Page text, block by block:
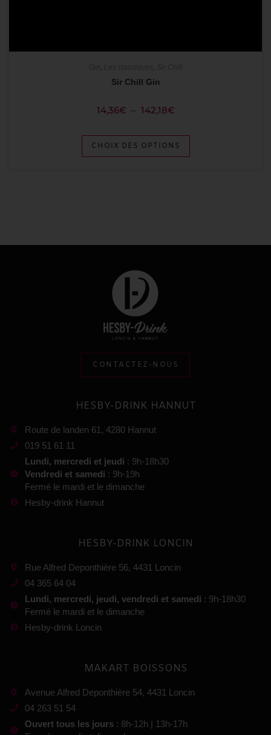
, ,
Sir Chill Gin
14,36€ 142,18€
CHOIX DES OPTIONS
CONTACTEZ-NOUS
HESBY-DRINK HANNUT
Route de landen 61, 4280 Hannut
019 51 61 11
Lundi, mercredi et jeudi : 9h-18h30
Vendredi et samedi : 9h-19h
Fermé le mardi et le dimanche
Hesby-drink Hannut
HESBY-DRINK LONCIN
Rue Alfred Deponthière 56, 4431 Loncin
04 365 64 04
Lundi, mercredi, jeudi, vendredi et samedi : 9h-18h30
Fermé le mardi et le dimanche
Hesby-drink Loncin
MAKART BOISSONS
Avenue Alfred Deponthière 54, 4431 Loncin
04 263 51 54
Ouvert tous les jours : 8h-12h | 13h-17h